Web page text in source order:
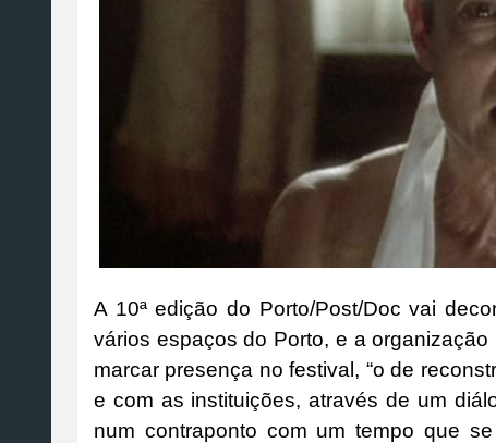
A 10ª edição do Porto/Post/Doc vai
vários espaços do Porto, e a
marcar presença no festival, “o de
e com as instituições, através de um
num contraponto com um tempo que